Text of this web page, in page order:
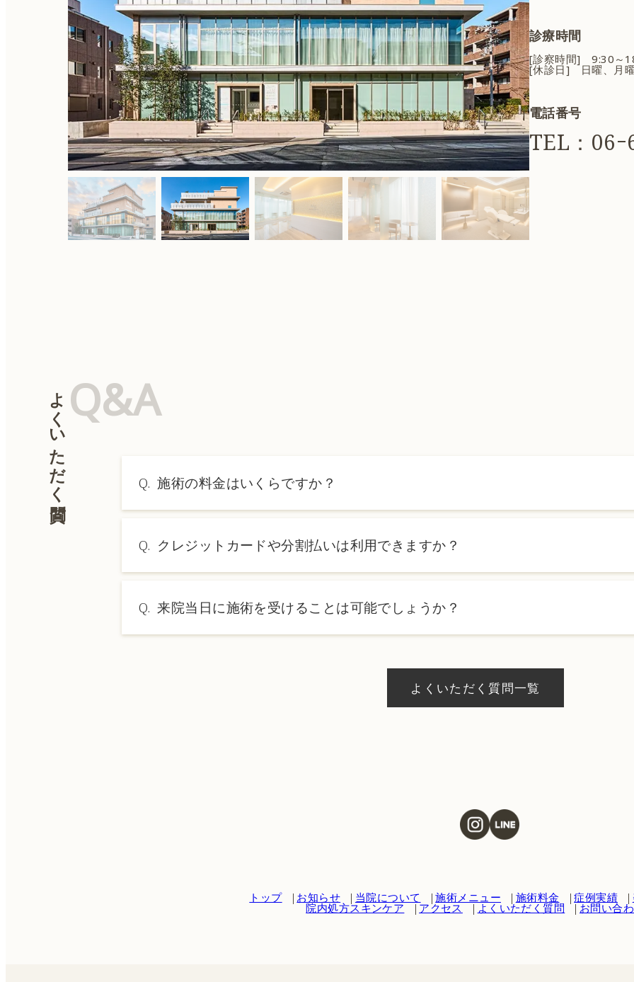
診療時間
[診察時間] 9:30～
[休診日] 日曜、月曜
電話番号
TEL：06
Q&A
よくいただく質問 Q. 施術の料金はいくらですか？
→ 料金表ページへ
Q. クレジットカードや分割払いは利用できますか？
Q. 来院当日に施術を受けることは可能でしょうか？
よくいただく質問一覧
トップ お知らせ 当院について 施術メニュー 施術料金 症例実績
院内処方スキンケア アクセス よくいただく質問 お問い合